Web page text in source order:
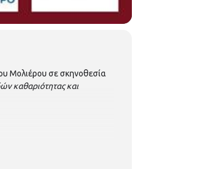
Μολιέρου σε σκηνοθεσία
καθαριότητας και